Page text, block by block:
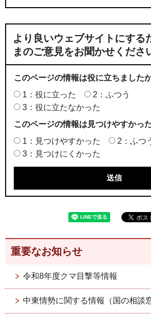
より良いウェブサイトにする
まのご意見をお聞かせくださ
このページの情報は役に立ちました
1：役に立った
2：ふつう
3：役に立たなかった
このページの情報は見つけやすかっ
1：見つけやすかった
2：ふつ
3：見つけにくかった
重要なお知らせ
令和8年度クマ目撃等情報
中東情勢に関する情報（国の相談